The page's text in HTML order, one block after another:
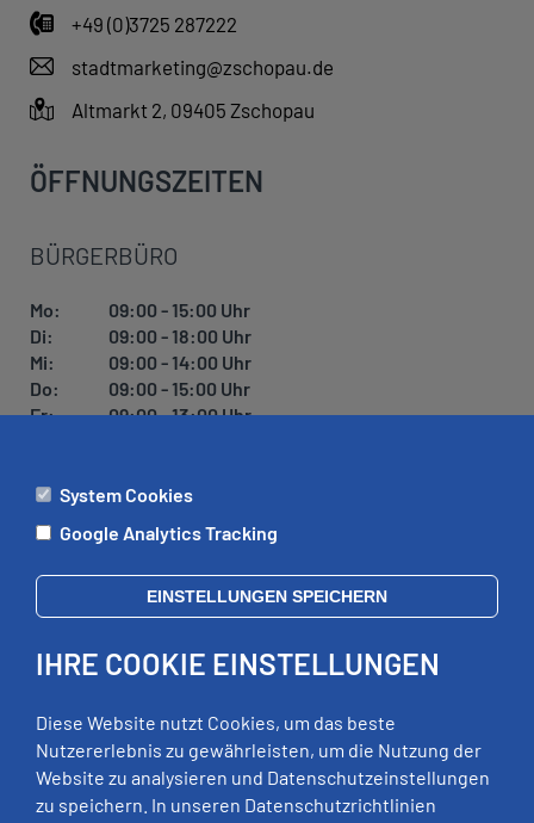
+49 (0)3725 287222
stadtmarketing@zschopau.de
Altmarkt 2, 09405 Zschopau
ÖFFNUNGSZEITEN
BÜRGERBÜRO
Mo:
09:00 - 15:00 Uhr
Di:
09:00 - 18:00 Uhr
Mi:
09:00 - 14:00 Uhr
Do:
09:00 - 15:00 Uhr
Fr:
09:00 - 13:00 Uhr
ÄMTER
Di:
09:00 - 12:00 Uhr, 13:00 - 18:00 Uhr
Mi:
geschlossen
Fr:
09:00 - 12:00 Uhr
RECHTLICHES
System Cookies
Google Analytics Tracking
EINSTELLUNGEN SPEICHERN
IHRE COOKIE EINSTELLUNGEN
Diese Website nutzt Cookies, um das beste
Nutzererlebnis zu gewährleisten, um die Nutzung der
Website zu analysieren und Datenschutzeinstellungen
zu speichern. In unseren Datenschutzrichtlinien